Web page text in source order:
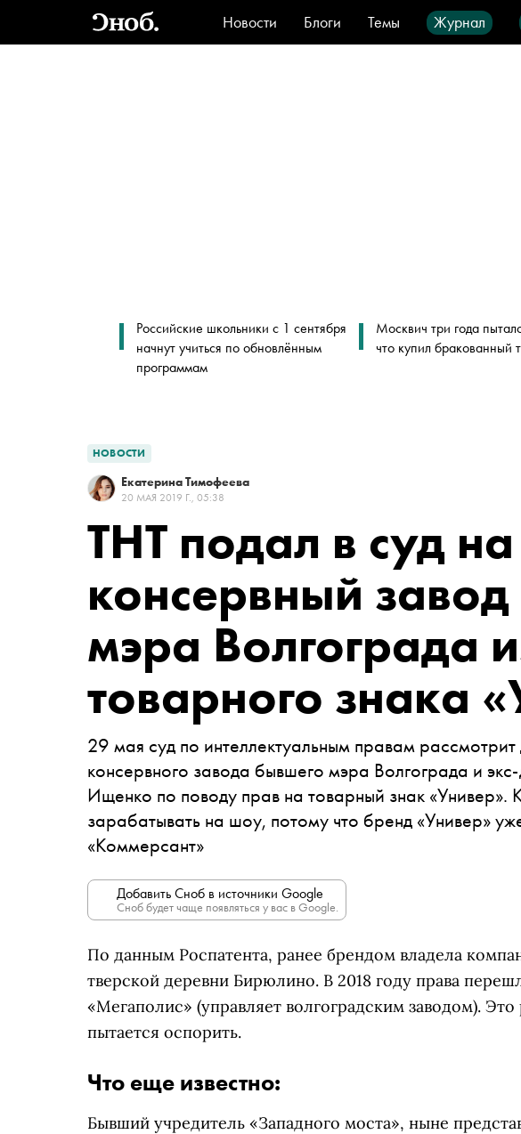
Новости Блоги Темы Журнал
Стиль
Видео Город
Российские школьники с 1 сентября
начнут учиться по обновлённым
программам
Москвич три года
что купил бракованный
НОВОСТИ
Екатерина Тимофеева
20 МАЯ 2019 Г., 05:38
ТНТ подал в суд на
консервный
мэра Волгограда
товарного знака
29 мая суд по интеллектуальным правам
консервного завода бывшего мэра Волгограда и
Ищенко по поводу прав на товарный знак «Универ».
зарабатывать на шоу, потому что бренд «Универ»
«Коммерсант»
Добавить Сноб в источники Google
Сноб будет чаще появляться у вас в Google.
По данным Роспатента, ранее брендом владела
тверской деревни Бирюлино. В 2018 году права
«Мегаполис» (управляет волгоградским заводом).
пытается оспорить.
Что еще известно:
Бывший учредитель «Западного моста», ныне